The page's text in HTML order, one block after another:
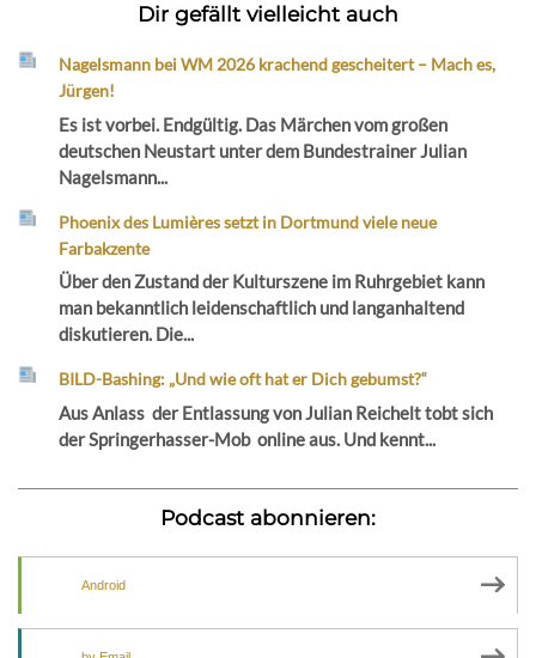
Dir gefällt vielleicht auch
Nagelsmann bei WM 2026 krachend gescheitert – Mach es,
Jürgen!
Es ist vorbei. Endgültig. Das Märchen vom großen
deutschen Neustart unter dem Bundestrainer Julian
Nagelsmann...
Phoenix des Lumières setzt in Dortmund viele neue
Farbakzente
Über den Zustand der Kulturszene im Ruhrgebiet kann
man bekanntlich leidenschaftlich und langanhaltend
diskutieren. Die...
BILD-Bashing: „Und wie oft hat er Dich gebumst?“
Aus Anlass der Entlassung von Julian Reichelt tobt sich
der Springerhasser-Mob online aus. Und kennt...
Podcast abonnieren:
Android